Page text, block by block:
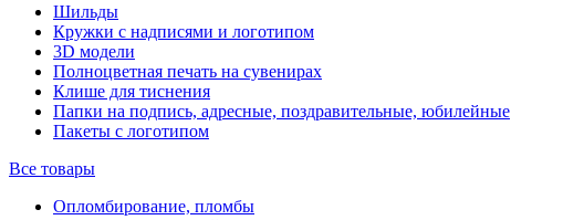
Шильды
Кружки с надписями и логотипом
3D модели
Полноцветная печать на сувенирах
Клише для тиснения
Папки на подпись, адресные, поздравительные, юбилейные
Пакеты с логотипом
Все товары
Опломбирование, пломбы